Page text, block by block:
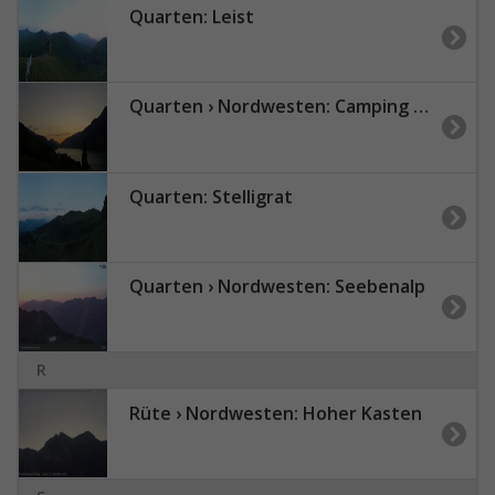
Quarten: Leist
Quarten › Nordwesten: Camping Murg - Walensee
Quarten: Stelligrat
Quarten › Nordwesten: Seebenalp
R
Rüte › Nordwesten: Hoher Kasten